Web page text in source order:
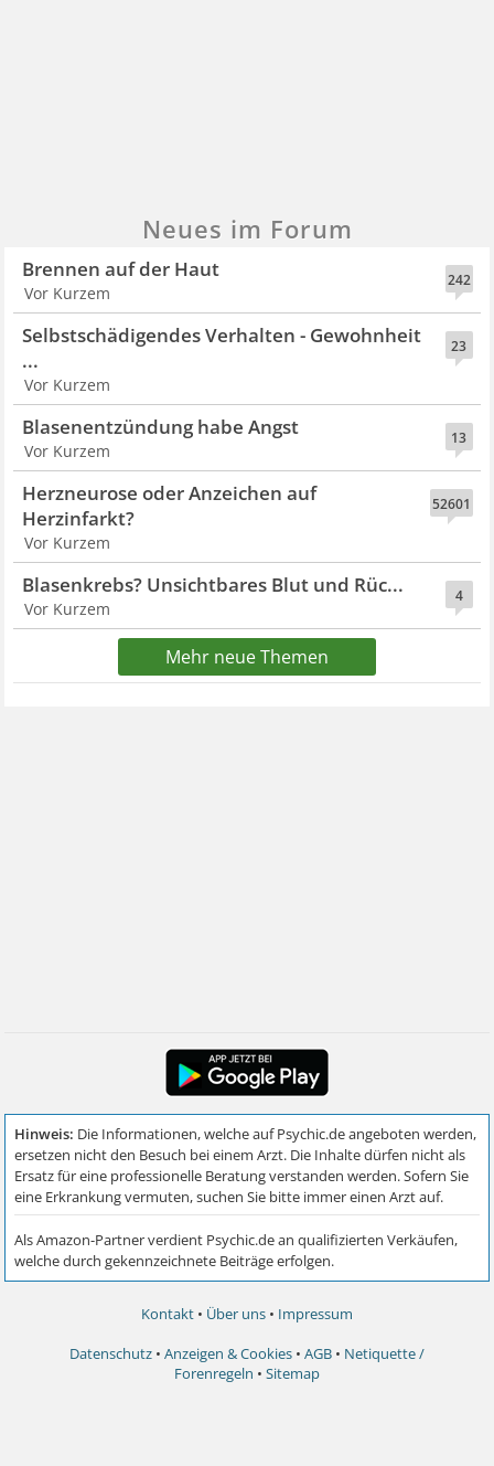
Neues im Forum
242
Brennen auf der Haut
Vor Kurzem
23
Selbstschädigendes Verhalten - Gewohnheit
...
Vor Kurzem
13
Blasenentzündung habe Angst
Vor Kurzem
52601
Herzneurose oder Anzeichen auf
Herzinfarkt?
Vor Kurzem
4
Blasenkrebs? Unsichtbares Blut und Rüc...
Vor Kurzem
Mehr neue Themen
Kontakt • Über uns • Impressum
Datenschutz • Anzeigen & Cookies • AGB • Netiquette /
Forenregeln • Sitemap